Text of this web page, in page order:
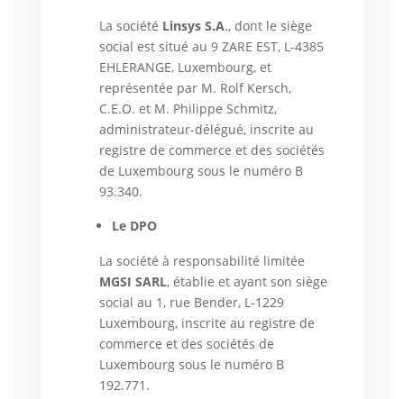
La société Linsys S.A., dont le siège
social est situé au 9 ZARE EST, L-4385
EHLERANGE, Luxembourg, et
représentée par M. Rolf Kersch,
C.E.O. et M. Philippe Schmitz,
administrateur-délégué, inscrite au
registre de commerce et des sociétés
de Luxembourg sous le numéro B
93.340.
Le DPO
La société à responsabilité limitée
MGSI SARL, établie et ayant son siège
social au 1, rue Bender, L-1229
Luxembourg, inscrite au registre de
commerce et des sociétés de
Luxembourg sous le numéro B
192.771.